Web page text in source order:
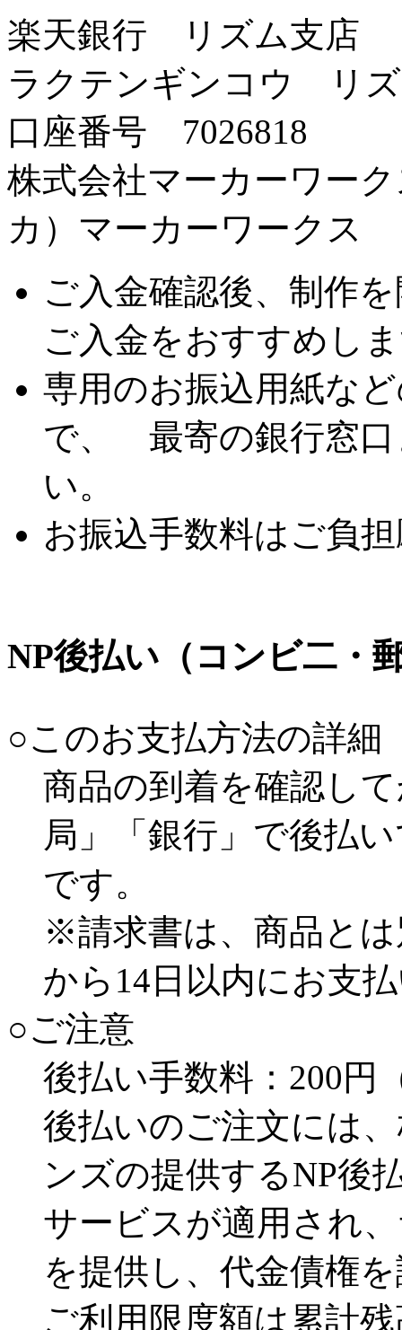
楽天銀行 リズム支店
ラクテンギンコウ リ
口座番号 7026818
株式会社マーカーワー
カ）マーカーワークス
ご入金確認後、制作
ご入金をおすすめし
専用のお振込用紙な
で、 最寄の銀行窓口
い。
お振込手数料はご負
NP後払い（コンビ二・
○このお支払方法の詳細
商品の到着を確認し
局」「銀行」で後払
です。
※請求書は、商品と
から14日以内にお支
○ご注意
後払い手数料： 200円
後払いのご注文には
ンズの提供するNP後
サービスが適用され
を提供し、代金債権
ご利用限度額は累計